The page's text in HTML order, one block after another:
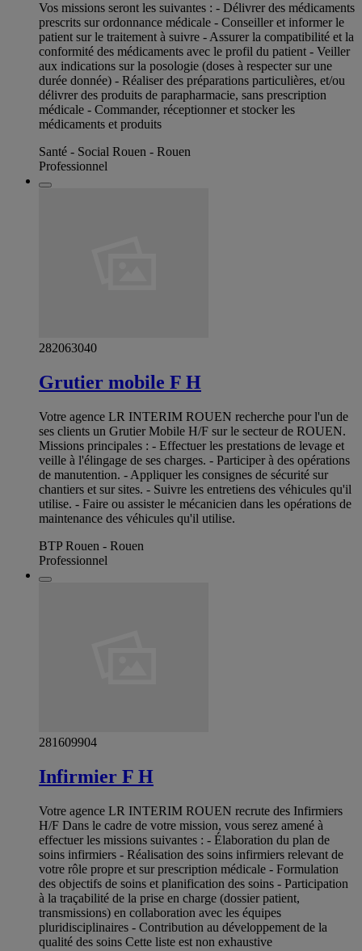
Vos missions seront les suivantes : - Délivrer des médicaments
prescrits sur ordonnance médicale - Conseiller et informer le
patient sur le traitement à suivre - Assurer la compatibilité et la
conformité des médicaments avec le profil du patient - Veiller
aux indications sur la posologie (doses à respecter sur une
durée donnée) - Réaliser des préparations particulières, et/ou
délivrer des produits de parapharmacie, sans prescription
médicale - Commander, réceptionner et stocker les
médicaments et produits
Santé - Social Rouen - Rouen
Professionnel
282063040
Grutier mobile F H
Votre agence LR INTERIM ROUEN recherche pour l'un de
ses clients un Grutier Mobile H/F sur le secteur de ROUEN.
Missions principales : - Effectuer les prestations de levage et
veille à l'élingage de ses charges. - Participer à des opérations
de manutention. - Appliquer les consignes de sécurité sur
chantiers et sur sites. - Suivre les entretiens des véhicules qu'il
utilise. - Faire ou assister le mécanicien dans les opérations de
maintenance des véhicules qu'il utilise.
BTP Rouen - Rouen
Professionnel
281609904
Infirmier F H
Votre agence LR INTERIM ROUEN recrute des Infirmiers
H/F Dans le cadre de votre mission, vous serez amené à
effectuer les missions suivantes : - Élaboration du plan de
soins infirmiers - Réalisation des soins infirmiers relevant de
votre rôle propre et sur prescription médicale - Formulation
des objectifs de soins et planification des soins - Participation
à la traçabilité de la prise en charge (dossier patient,
transmissions) en collaboration avec les équipes
pluridisciplinaires - Contribution au développement de la
qualité des soins Cette liste est non exhaustive